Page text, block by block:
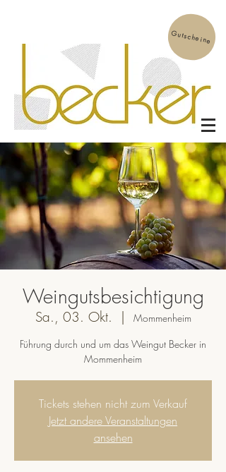
Gutscheine
Weingutsbesichtigung
Sa., 03. Okt.
  |
Mommenheim
Führung durch und um das Weingut Becker in
Mommenheim
Tickets stehen nicht zum Verkauf
Jetzt andere Veranstaltungen
ansehen